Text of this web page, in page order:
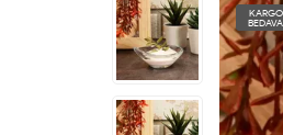
KARGO
BEDAVA